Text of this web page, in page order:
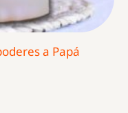
a Papá